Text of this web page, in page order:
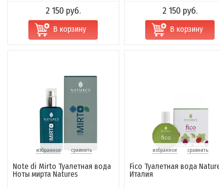
2 150 руб.
В корзину
2 150 руб.
В корзину
избранное сравнить
Note di Mirto Туалетная вода
Ноты мирта Natures
избранное сравнить
Fico Туалетная вода
Италия